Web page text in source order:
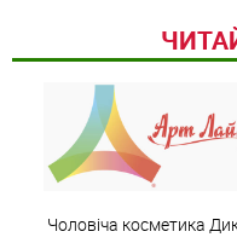
Чоловіча косметика